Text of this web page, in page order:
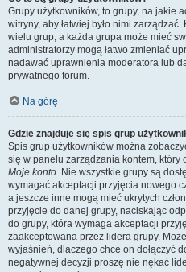
Grupy użytkowników, to grupy, na jakie
witryny, aby łatwiej było nimi
wielu grup, a każda grupa może mieć
administratorzy mogą łatwo zmieniać
nadawać uprawnienia moderatora lub
prywatnego forum.
Na górę
Gdzie znajduje się spis grup
Spis grup użytkowników można
się w panelu zarządzania kontem,
Moje konto. Nie wszystkie grupy są
wymagać akceptacji przyjęcia nowego
a jeszcze inne mogą mieć ukrytych
przyjęcie do danej grupy, naciskając
do grupy, która wymaga akceptacji
zaakceptowana przez lidera grupy.
wyjaśnień, dlaczego chce on dołączyć
negatywnej decyzji proszę nie nękać